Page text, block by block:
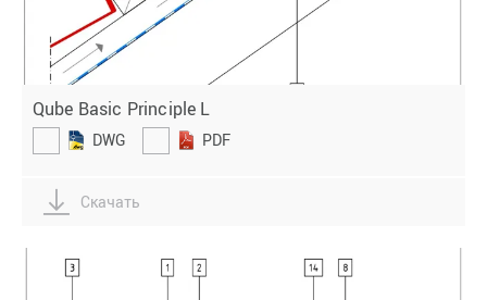
Qube Basic Principle L
DWG PDF
Скачать